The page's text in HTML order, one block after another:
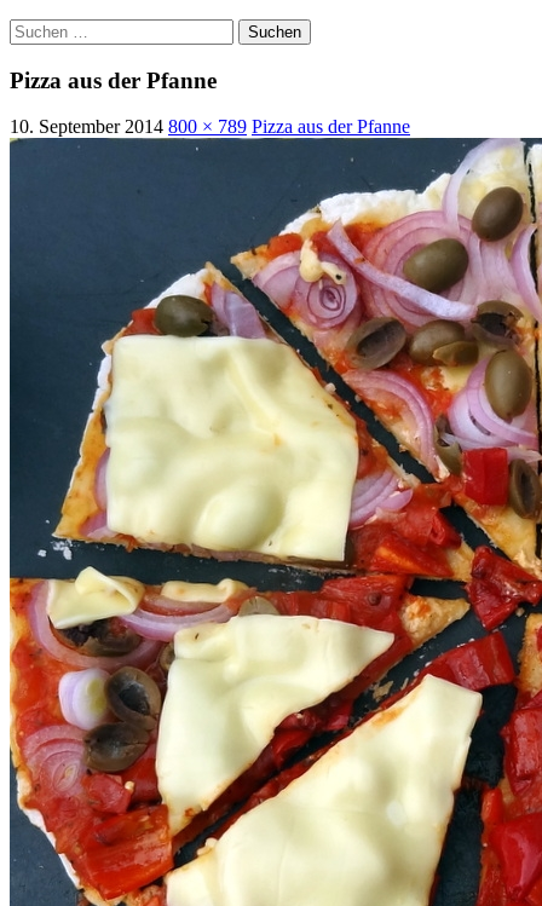
Suchen
nach:
Pizza aus der Pfanne
10. September 2014 800 × 789 Pizza aus der Pfanne